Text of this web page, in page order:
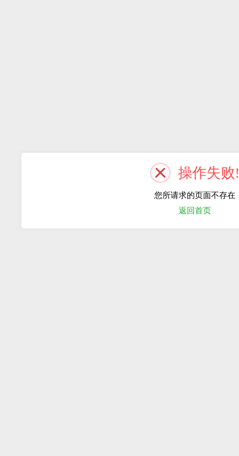
操作失败!
您所请求的页面不存在
返回首页